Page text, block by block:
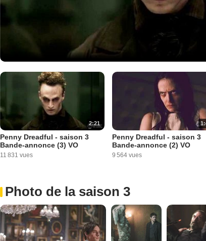
2:21
Penny Dreadful - saison 3
Bande-annonce (3) VO
11 831 vues
Penny Dreadful - saison 3
Bande-annonce (2) VO
9 564 vues
Photo de la saison 3